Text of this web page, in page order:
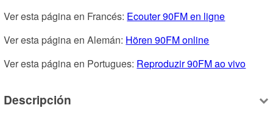
Ver esta página en Francés: Ecouter 90FM en ligne
Ver esta página en Alemán: Hören 90FM online
Ver esta página en Portugues: Reproduzir 90FM ao vivo
Descripción